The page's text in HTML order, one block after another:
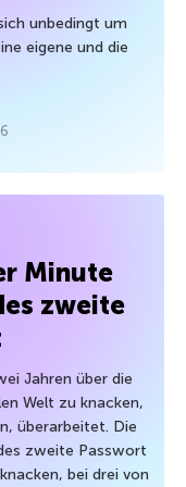
unbedingt um
eigene und die
Minute
zweite
Jahren über die
Welt zu knacken,
überarbeitet. Die
zweite Passwort
bei drei von